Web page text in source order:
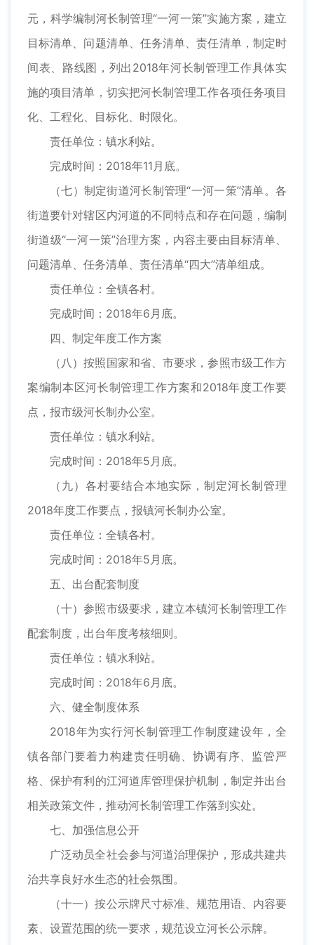
元，科学编制河长制管理“一河一策”实施方案，建立
目标清单、问题清单、任务清单、责任清单，制定时
间表、路线图，列出2018年河长制管理工作具体实
施的项目清单，切实把河长制管理工作各项任务项目
化、工程化、目标化、时限化。
责任单位：镇水利站。
完成时间：2018年11月底。
（七）制定街道河长制管理“一河一策”清单。各
街道要针对辖区内河道的不同特点和存在问题，编制
街道级“一河一策”治理方案，内容主要由目标清单、
问题清单、任务清单、责任清单“四大”清单组成。
责任单位：全镇各村。
完成时间：2018年6月底。
四、制定年度工作方案
（八）按照国家和省、市要求，参照市级工作方
案编制本区河长制管理工作方案和2018年度工作要
点，报市级河长制办公室。
责任单位：镇水利站。
完成时间：2018年5月底。
（九）各村要结合本地实际，制定河长制管理
2018年度工作要点，报镇河长制办公室。
责任单位：全镇各村。
完成时间：2018年5月底。
五、出台配套制度
（十）参照市级要求，建立本镇河长制管理工作
配套制度，出台年度考核细则。
责任单位：镇水利站。
完成时间：2018年6月底。
六、健全制度体系
2018年为实行河长制管理工作制度建设年，全
镇各部门要着力构建责任明确、协调有序、监管严
格、保护有利的江河道库管理保护机制，制定并出台
相关政策文件，推动河长制管理工作落到实处。
七、加强信息公开
广泛动员全社会参与河道治理保护，形成共建共
治共享良好水生态的社会氛围。
（十一）按公示牌尺寸标准、规范用语、内容要
素、设置范围的统一要求，规范设立河长公示牌。